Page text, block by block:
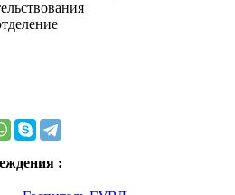
: